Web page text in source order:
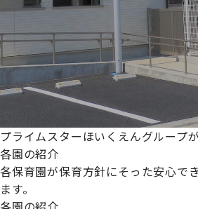
プライムスターほいくえんグループ
各園の紹介
各保育園が保育方針にそった安心で
ます。